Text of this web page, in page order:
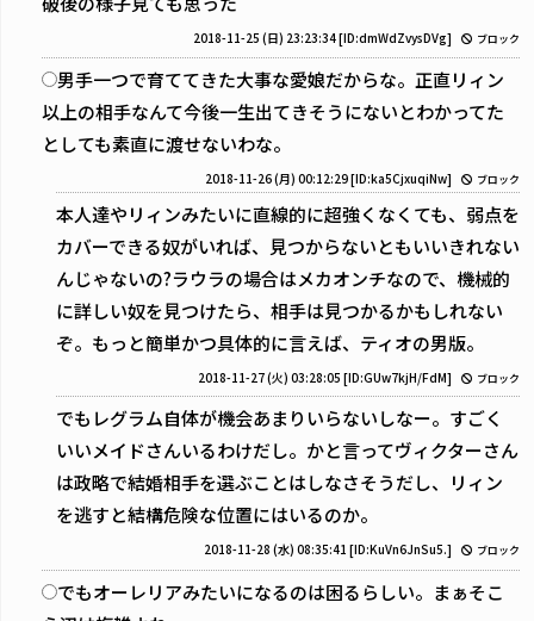
2018-11-25 (日) 23:23:34[ID:dmWdZvysDVg] ブロック
男手一つで育ててきた大事な愛娘だからな。正直リィン
以上の相手なんて今後一生出てきそうにないとわかってた
としても素直に渡せないわな。
2018-11-26 (月) 00:12:29[ID:ka5CjxuqiNw] ブロック
本人達やリィンみたいに直線的に超強くなくても、弱点を
カバーできる奴がいれば、見つからないともいいきれない
んじゃないの?ラウラの場合はメカオンチなので、機械的
に詳しい奴を見つけたら、相手は見つかるかもしれない
ぞ。もっと簡単かつ具体的に言えば、ティオの男版。
2018-11-27 (火) 03:28:05 [ID:GUw7kjH/FdM] ブロック
でもレグラム自体が機会あまりいらないしなー。すごく
いいメイドさんいるわけだし。かと言ってヴィクターさん
は政略で結婚相手を選ぶことはしなさそうだし、リィン
を逃すと結構危険な位置にはいるのか。
2018-11-28 (水) 08:35:41 [ID:KuVn6JnSu5.] ブロック
でもオーレリアみたいになるのは困るらしい。まぁそこ